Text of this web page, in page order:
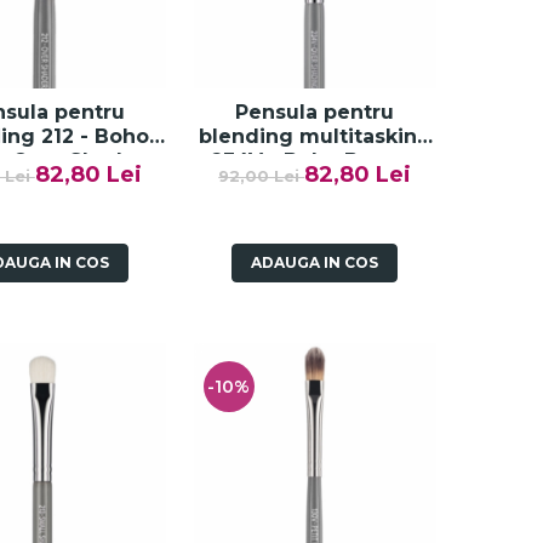
pentru
212 - Boho
Over Shader -
Paese
Lei82,80 Lei
IN COS
Pensula pentru
blending multitasking
234V - Boho Beauty
Over Shading - Paese
92,00 Lei82,80 Lei
ADAUGA IN COS
-10%